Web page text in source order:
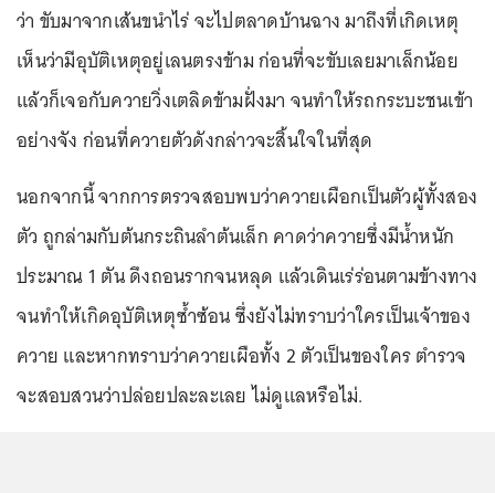
ว่า ขับมาจากเส้นขนำไร่ จะไปตลาดบ้านฉาง มาถึงที่เกิดเหตุ
เห็นว่ามีอุบัติเหตุอยู่เลนตรงข้าม ก่อนที่จะขับเลยมาเล็กน้อย
แล้วก็เจอกับควายวิ่งเตลิดข้ามฝั่งมา จนทำให้รถกระบะชนเข้า
อย่างจัง ก่อนที่ควายตัวดังกล่าวจะสิ้นใจในที่สุด
นอกจากนี้ จากการตรวจสอบพบว่าควายเผือกเป็นตัวผู้ทั้งสอง
ตัว ถูกล่ามกับต้นกระถินลำต้นเล็ก คาดว่าควายซึ่งมีน้ำหนัก
ประมาณ 1 ตัน ดึงถอนรากจนหลุด แล้วเดินเร่ร่อนตามข้างทาง
จนทำให้เกิดอุบัติเหตุซ้ำซ้อน ซึ่งยังไม่ทราบว่าใครเป็นเจ้าของ
ควาย และหากทราบว่าควายเผือทั้ง 2 ตัวเป็นของใคร ตำรวจ
จะสอบสวนว่าปล่อยปละละเลย ไม่ดูแลหรือไม่.